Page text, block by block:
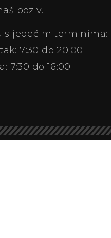
poziv.
sljedećim terminima:
7:30 do 20:00
7:30 do 16:00